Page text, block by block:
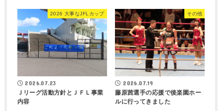
2026 大事なJFLカップ
2026.07.23
Ｊリーグ活動方針とＪＦＬ事業
内容
その他
2026.07.19
藤原茜選手の応援で後楽園ホー
ルに行ってきました